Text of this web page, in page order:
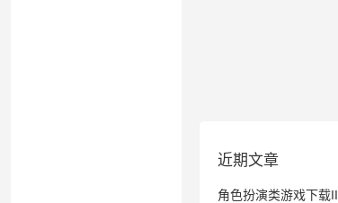
近期文章
角色扮演类游戏下载II